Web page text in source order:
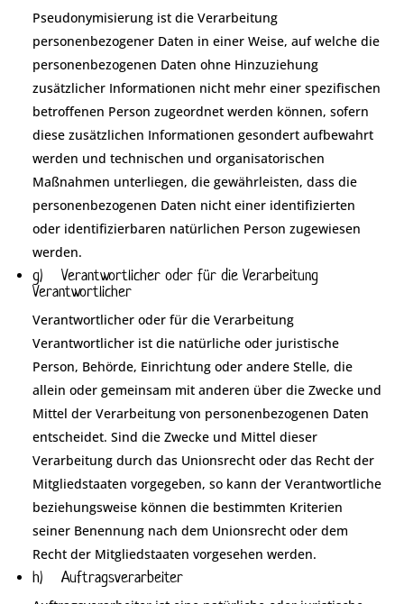
Pseudonymisierung ist die Verarbeitung
personenbezogener Daten in einer Weise, auf welche die
personenbezogenen Daten ohne Hinzuziehung
zusätzlicher Informationen nicht mehr einer spezifischen
betroffenen Person zugeordnet werden können, sofern
diese zusätzlichen Informationen gesondert aufbewahrt
werden und technischen und organisatorischen
Maßnahmen unterliegen, die gewährleisten, dass die
personenbezogenen Daten nicht einer identifizierten
oder identifizierbaren natürlichen Person zugewiesen
werden.
g) Verantwortlicher oder für die Verarbeitung
Verantwortlicher
Verantwortlicher oder für die Verarbeitung
Verantwortlicher ist die natürliche oder juristische
Person, Behörde, Einrichtung oder andere Stelle, die
allein oder gemeinsam mit anderen über die Zwecke und
Mittel der Verarbeitung von personenbezogenen Daten
entscheidet. Sind die Zwecke und Mittel dieser
Verarbeitung durch das Unionsrecht oder das Recht der
Mitgliedstaaten vorgegeben, so kann der Verantwortliche
beziehungsweise können die bestimmten Kriterien
seiner Benennung nach dem Unionsrecht oder dem
Recht der Mitgliedstaaten vorgesehen werden.
h) Auftragsverarbeiter